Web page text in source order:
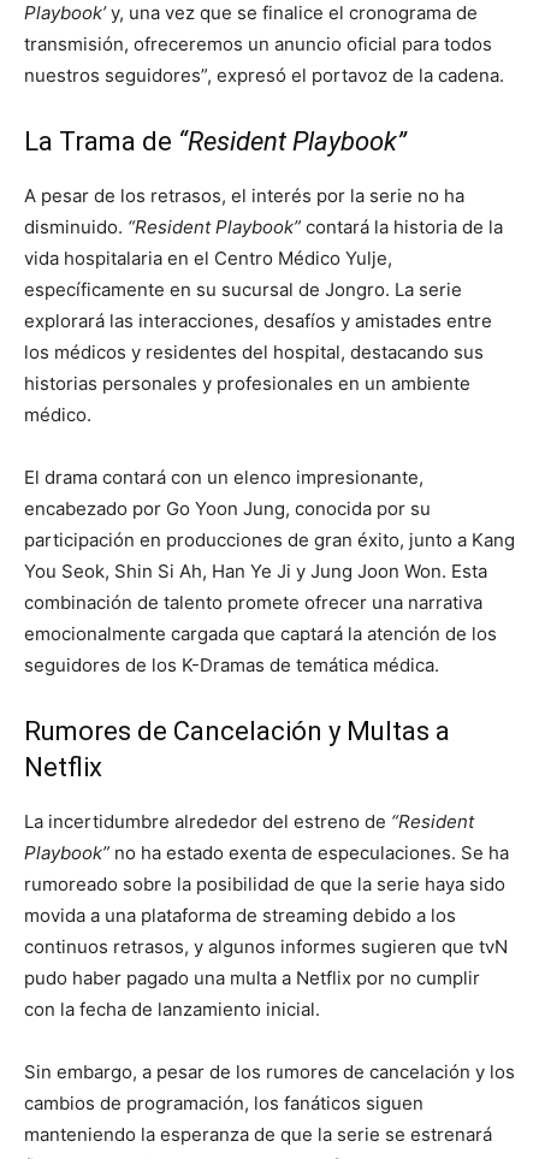
Playbook’y, una vez que se finalice el cronograma de
transmisión, ofreceremos un anuncio oficial para todos
nuestros seguidores”, expresó el portavoz de la cadena.
La Trama de “Resident Playbook”
A pesar de los retrasos, el interés por la serie no ha
disminuido. “Resident Playbook” contará la historia de la
vida hospitalaria en el Centro Médico Yulje,
específicamente en su sucursal de Jongro. La serie
explorará las interacciones, desafíos y amistades entre
los médicos y residentes del hospital, destacando sus
historias personales y profesionales en un ambiente
médico.
El drama contará con un elenco impresionante,
encabezado por Go Yoon Jung, conocida por su
participación en producciones de gran éxito, junto a Kang
You Seok, Shin Si Ah, Han Ye Ji y Jung Joon Won. Esta
combinación de talento promete ofrecer una narrativa
emocionalmente cargada que captará la atención de los
seguidores de los K-Dramas de temática médica.
Rumores de Cancelación y Multas a
Netflix
La incertidumbre alrededor del estreno de “Resident
Playbook” no ha estado exenta de especulaciones. Se ha
rumoreado sobre la posibilidad de que la serie haya sido
movida a una plataforma de streaming debido a los
continuos retrasos, y algunos informes sugieren que tvN
pudo haber pagado una multa a Netflix por no cumplir
con la fecha de lanzamiento inicial.
Sin embargo, a pesar de los rumores de cancelación y los
cambios de programación, los fanáticos siguen
manteniendo la esperanza de que la serie se estrenará